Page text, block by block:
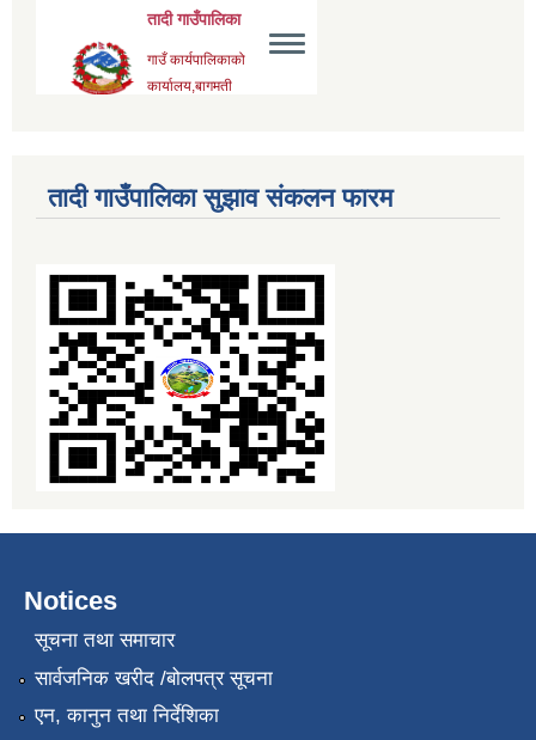
तादी गाउँपालिका सुझाव संकलन फारम
Notices
सूचना तथा समाचार
सार्वजनिक खरीद /बोलपत्र सूचना
एन, कानुन तथा निर्देशिका